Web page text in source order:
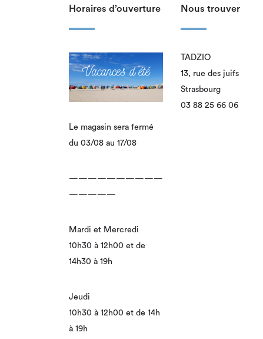
Horaires d’ouverture
Le magasin sera fermé
du 03/08 au 17/08
——————————
—————
Mardi et Mercredi
10h30 à 12h00 et de
14h30 à 19h
Jeudi
10h30 à 12h00 et de 14h
à 19h
Nous trouver
TADZIO
13, rue des juifs
Strasbourg
03 88 25 66 06